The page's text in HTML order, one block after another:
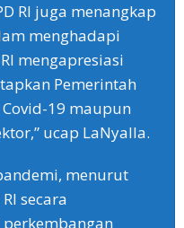
RI juga menangkap
menghadapi
mengapresiasi
Pemerintah
19 maupun
ucap LaNyalla.
menurut
secara